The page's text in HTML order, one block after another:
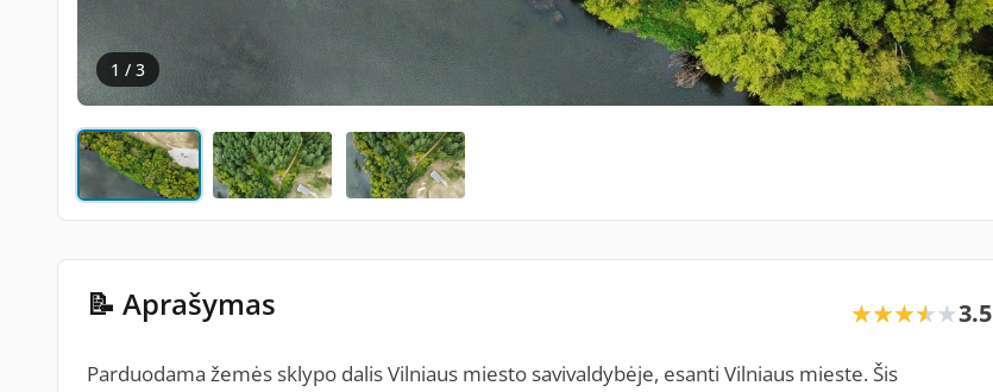
1 / 3
📝 Aprašymas ★★★★★
★★★★★3.5
Parduodama žemės sklypo dalis Vilniaus miesto savivaldybėje, esanti Vilniaus mieste. Šis